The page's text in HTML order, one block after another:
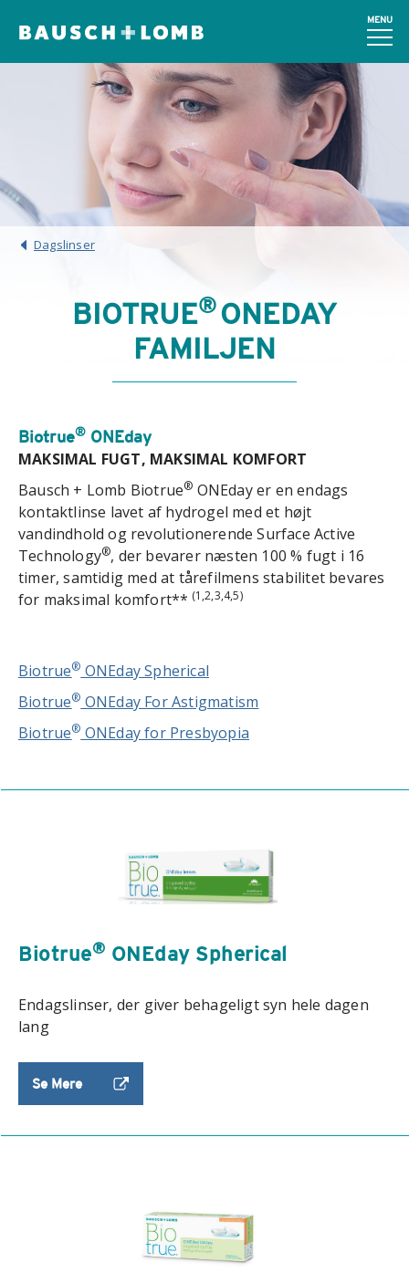
MENU
Dagslinser
BIOTRUE®ONEDAY
FAMILJEN
Biotrue® ONEday
MAKSIMAL FUGT, MAKSIMAL KOMFORT
Bausch + Lomb Biotrue® ONEday er en endags
kontaktlinse lavet af hydrogel med et højt
vandindhold og revolutionerende Surface Active
Technology®, der bevarer næsten 100 % fugt i 16
timer, samtidig med at tårefilmens stabilitet bevares
for maksimal komfort** (1,2,3,4,5)
Biotrue® ONEday Spherical
Biotrue® ONEday For Astigmatism
Biotrue® ONEday for Presbyopia
Biotrue® ONEday Spherical
Endagslinser, der giver behageligt syn hele dagen
lang
Se Mere